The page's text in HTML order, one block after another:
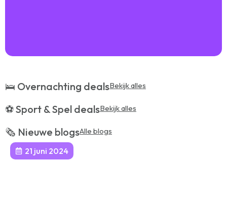
🛌 Overnachting dealsBekijk alles
⚽️ Sport & Spel dealsBekijk alles
🗞️ Nieuwe blogsAlle blogs
21 juni 2024